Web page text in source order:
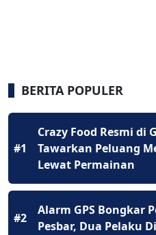
BERITA POPULER
#1
Crazy Food Resmi di
Tawarkan Peluang
Lewat Permainan
#2
Alarm GPS Bongkar
Pesbar, Dua Pelaku